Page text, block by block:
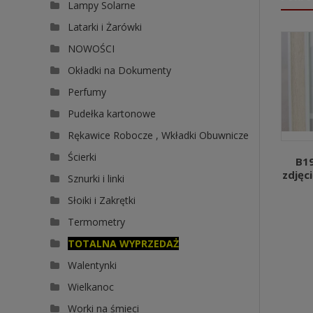
Lampy Solarne
Latarki i Żarówki
NOWOŚCI
Okładki na Dokumenty
Perfumy
Pudełka kartonowe
Rękawice Robocze , Wkładki Obuwnicze
Ścierki
Sznurki i linki
Słoiki i Zakrętki
Termometry
TOTALNA WYPRZEDAŻ
Walentynki
Wielkanoc
Worki na śmieci